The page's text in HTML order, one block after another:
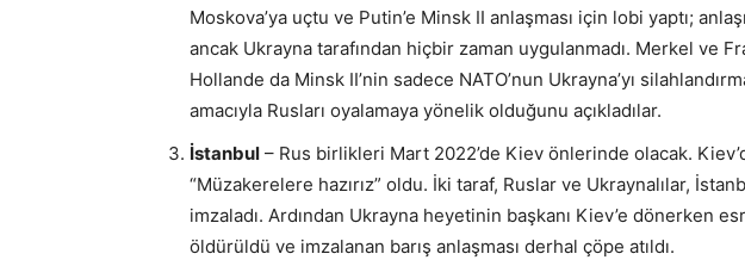
Moskova’ya uçtu ve Putin’e Minsk II anlaşması için lobi yaptı;
ancak Ukrayna tarafından hiçbir zaman uygulanmadı. Merkel ve
Hollande da Minsk II’nin sadece NATO’nun Ukrayna’yı
amacıyla Rusları oyalamaya yönelik olduğunu açıkladılar.
İstanbul – Rus birlikleri Mart 2022’de Kiev önlerinde olacak.
“Müzakerelere hazırız” oldu. İki taraf, Ruslar ve Ukraynalılar,
imzaladı. Ardından Ukrayna heyetinin başkanı Kiev’e dönerken
öldürüldü ve imzalanan barış anlaşması derhal çöpe atıldı.